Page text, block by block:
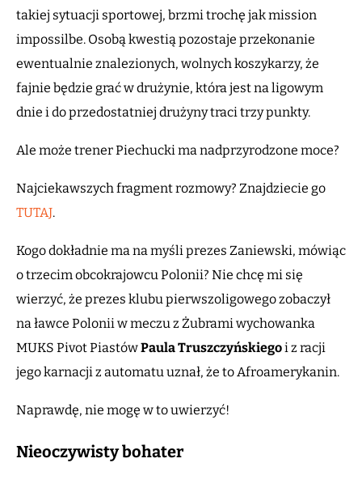
takiej sytuacji sportowej, brzmi trochę jak mission
impossilbe. Osobą kwestią pozostaje przekonanie
ewentualnie znalezionych, wolnych koszykarzy, że
fajnie będzie grać w drużynie, która jest na ligowym
dnie i do przedostatniej drużyny traci trzy punkty.
Ale może trener Piechucki ma nadprzyrodzone moce?
Najciekawszych fragment rozmowy? Znajdziecie go
TUTAJ.
Kogo dokładnie ma na myśli prezes Zaniewski, mówiąc
o trzecim obcokrajowcu Polonii? Nie chcę mi się
wierzyć, że prezes klubu pierwszoligowego zobaczył
na ławce Polonii w meczu z Żubrami wychowanka
MUKS Pivot PiastówPaula Truszczyńskiegoi z racji
jego karnacji z automatu uznał, że to Afroamerykanin.
Naprawdę, nie mogę w to uwierzyć!
Nieoczywisty bohater